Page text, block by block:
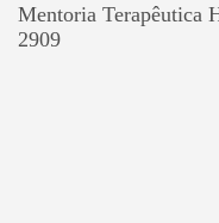
Mentoria Terapêutica
2909